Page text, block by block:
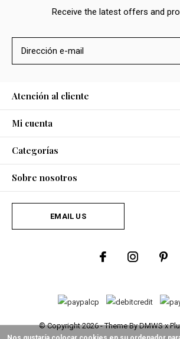
Receive the latest offers and
Atención al cliente
Mi cuenta
Categorías
Sobre nosotros
EMAIL US
© Copyright2026- Theme ByDMWSx